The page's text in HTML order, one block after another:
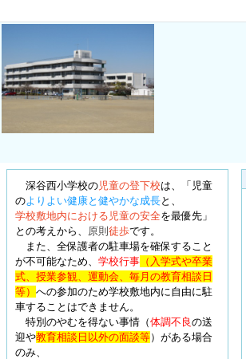
深谷西小学校の児童の登下校は、
「児童
のよりよい健康と健やかな成長と、
学校敷地内における児童の安全を最優先 」
との考えから、 原則 徒歩です。
また、全保護者の駐車場を確保すること
が不可能なため、 学校行事 （入学式や卒業
式、授業参観、運動会、毎月の教育相談日
等） への参加のため学校敷地内に自由に駐
車することはできません。
特別のやむを得ない事情 （体調不良の送
迎や教育相談日以外の面談等） がある場合
のみ、